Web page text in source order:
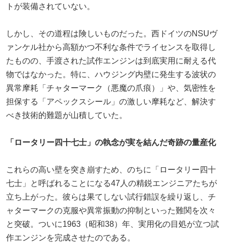
トが装備されていない。
しかし、その道程は険しいものだった。西ドイツのNSUヴ
ァンケル社から高額かつ不利な条件でライセンスを取得し
たものの、手渡された試作エンジンは到底実用に耐える代
物ではなかった。特に、ハウジング内壁に発生する波状の
異常摩耗「チャターマーク（悪魔の爪痕）」や、気密性を
担保する「アペックスシール」の激しい摩耗など、解決す
べき技術的難題が山積していた。
「ロータリー四十七士」の執念が実を結んだ奇跡の量産化
これらの高い壁を突き崩すため、のちに「ロータリー四十
七士」と呼ばれることになる47人の精鋭エンジニアたちが
立ち上がった。彼らは果てしない試行錯誤を繰り返し、チ
ャターマークの克服や異常振動の抑制といった難関を次々
と突破。ついに1963（昭和38）年、実用化の目処が立つ試
作エンジンを完成させたのである。